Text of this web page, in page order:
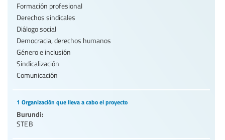
Formación profesional
Derechos sindicales
Diálogo social
Democracia, derechos humanos
Género e inclusión
Sindicalización
Comunicación
1 Organización que lleva a cabo el proyecto
Burundi:
STEB